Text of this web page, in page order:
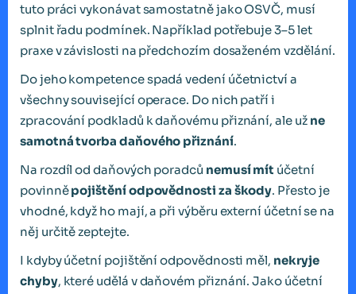
tuto práci vykonávat samostatně jako OSVČ, musí
splnit řadu podmínek. Například potřebuje 3–5 let
praxe v závislosti na předchozím dosaženém vzdělání.
Do jeho kompetence spadá vedení účetnictví a
všechny související operace. Do nich patří i
zpracování podkladů k daňovému přiznání, ale už ne
samotná tvorba daňového přiznání.
Na rozdíl od daňových poradců nemusí mít účetní
povinněpojištění odpovědnosti za škody. Přesto je
vhodné, když ho mají, a při výběru externí účetní se na
něj určitě zeptejte.
I kdyby účetní pojištění odpovědnosti měl, nekryje
chyby, které udělá v daňovém přiznání. Jako účetní